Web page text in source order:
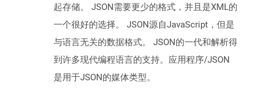
起存储。 JSON需要更少的格式，并且是XML的
一个很好的选择。 JSON源自JavaScript，但是
与语言无关的数据格式。 JSON的一代和解析得
到许多现代编程语言的支持。应用程序/JSON
是用于JSON的媒体类型。